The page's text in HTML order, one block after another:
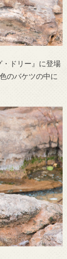
ドリー』に登場
のバケツの中に